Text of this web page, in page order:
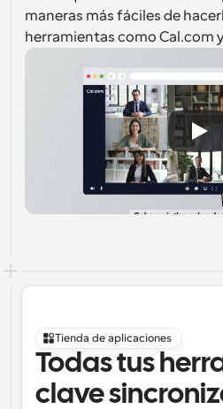
maneras más fáciles de
herramientas como Cal.com
Tienda de aplicaciones
Todas tus
clave